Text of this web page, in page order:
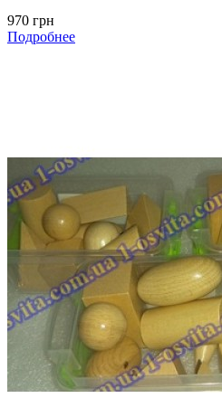
970 грн
Подробнее